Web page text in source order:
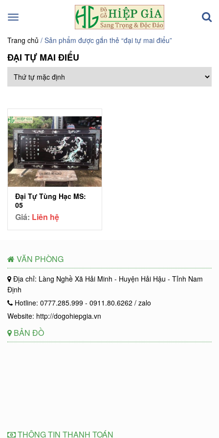
Toggle
Trang chủ / Sản phẩm được gắn thẻ “đại tự mai điểu”
ĐẠI TỰ MAI ĐIỂU
Đại Tự Tùng Hạc MS:
05
Giá: Liên hệ
VĂN PHÒNG
Địa chỉ: Làng Nghề Xã Hải Minh - Huyện Hải Hậu - Tỉnh Nam
Định
Hotline: 0777.285.999 - 0911.80.6262 / zalo
Website: http://dogohiepgia.vn
BẢN ĐỒ
THÔNG TIN THANH TOÁN